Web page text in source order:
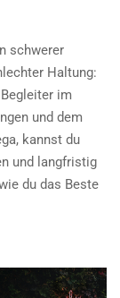
schwerer
Haltung:
im
und dem
kannst du
und langfristig
du das Beste